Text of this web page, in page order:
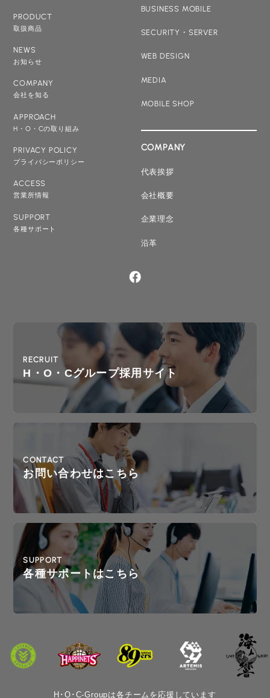
PRODUCT
取扱商品
NEWS
お知らせ
COMPANY
会社を知る
APPROACH
H・O・Cの取り組み
PRIVACY POLICY
プライバシーポリシー
ACCESS
営業所情報
SUPPORT
各種サポート
BUSINESS MOBILE
SECURITY・SERVER
WEB DESIGN
MEDIA
MOBILE SHOP
COMPANY
代表挨拶
会社概要
企業理念
沿革
RECRUIT
H・O・Cグループ採用サイト
CONTACT
お問い合わせはこちら
SUPPORT
各種サポートはこちら
H･O･C-Groupは各チームを応援しています